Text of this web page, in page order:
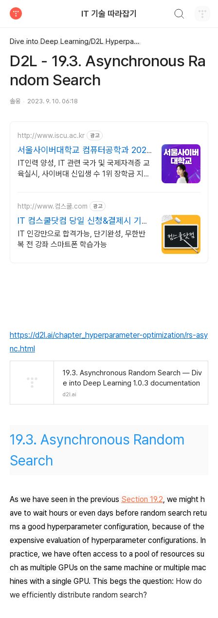
IT 기술 따라잡기
Dive into Deep Learning/D2L Hyperparameter Optimization
D2L - 19.3. Asynchronous Ra
ndom Search
솔웅 2023. 9. 10. 06:18
http://www.iscu.ac.kr 광고
서울사이버대학교 컴퓨터공학과 2026
가을학기 신편입생
IT인력 양성, IT 관련 국가 및 국제자격증 교
육실시, 사이버대 신입생 수 1위 장학금 지급
http://www.컴스쿨.com 광고
IT 컴스쿨닷컴 당일 신청&결제시 기프
티콘!
IT 인강만으로 합격가능, 단기완성, 무한반
복 전 강좌 스마트폰 학습가능
https://d2l.ai/chapter_hyperparameter-optimization/rs-asy
nc.html
19.3. Asynchronous Random Search — Div
e into Deep Learning 1.0.3 documentation
d2l.ai
19.3. Asynchronous Random
Search
As we have seen in the previous Section 19.2, we might h
ave to wait hours or even days before random search retu
rns a good hyperparameter configuration, because of the
expensive evaluation of hyperparameter configurations. In
practice, we have often access to a pool of resources su
ch as multiple GPUs on the same machine or multiple mac
hines with a single GPU. This begs the question: How do
we efficiently distribute random search?